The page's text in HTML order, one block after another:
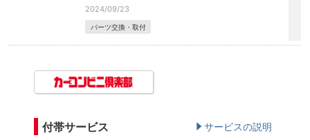
2024/09/23
パーツ交換・取付
付帯サービス サービスの説明